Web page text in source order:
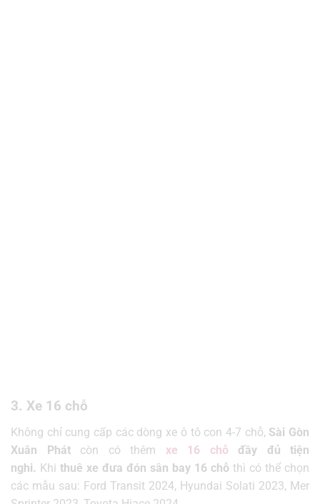
3. Xe 16 chỗ
Không chỉ cung cấp các dòng xe ô tô con 4-7 chỗ, Sài Gòn
Xuân Phátcòn có thêm xe 16 chỗ
đầy đủ tiện
nghi. Khi thuê xe đưa đón sân bay 16 chỗ thì có thể chọn
các mẫu sau: Ford Transit 2024, Hyundai Solati 2023, Mer